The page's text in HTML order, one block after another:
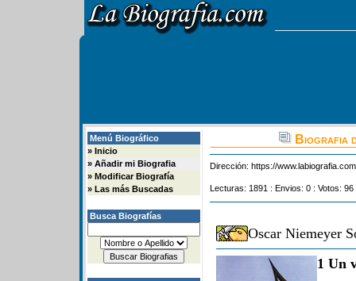
Menú Biográfico
» Inicio
» Añadir mi Biografia
» Modificar Biografía
» Las más Buscadas
Busca Biografías
Biografia
Dirección: https://
Lecturas: 1891 : Envios: 0 : Votos:
Oscar Niemeyer
1 Un